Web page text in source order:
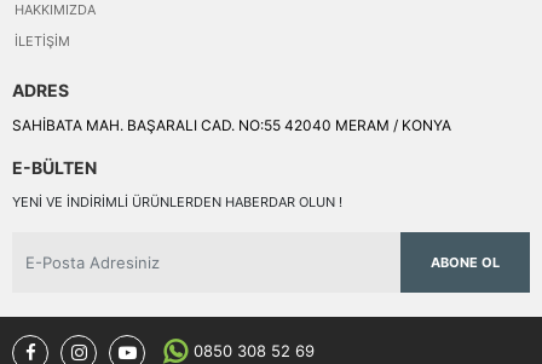
HAKKIMIZDA
İLETIŞIM
ADRES
SAHİBATA MAH. BAŞARALI CAD. NO:55 42040 MERAM / KONYA
E-BÜLTEN
YENI VE INDIRIMLI ÜRÜNLERDEN HABERDAR OLUN !
ABONE OL
0850 308 52 69